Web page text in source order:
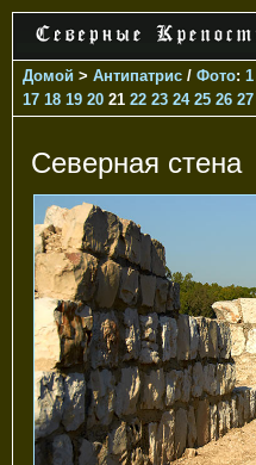
Домой > Антипатрис / Фото: 1
17 18 19 20 21 22 23 24 25 26 27
Северная стена